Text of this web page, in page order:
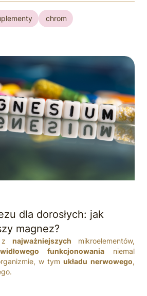
chrom
dla dorosłych: jak
magnez?
z najważniejszych mikroelementów,
funkcjonowania niemal
w tym układu nerwowego,